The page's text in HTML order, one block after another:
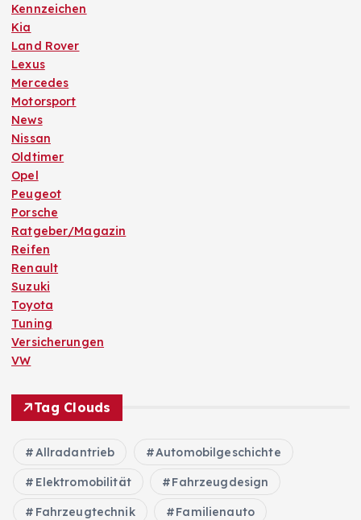
Kennzeichen
Kia
Land Rover
Lexus
Mercedes
Motorsport
News
Nissan
Oldtimer
Opel
Peugeot
Porsche
Ratgeber/Magazin
Reifen
Renault
Suzuki
Toyota
Tuning
Versicherungen
VW
Tag Clouds
Allradantrieb Automobilgeschichte
Elektromobilität Fahrzeugdesign
Fahrzeugtechnik Familienauto